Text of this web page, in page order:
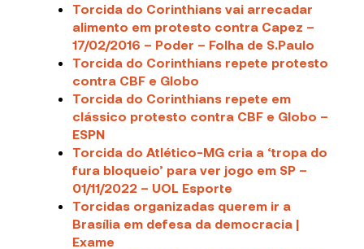
Torcida do Corinthians vai arrecadar
alimento em protesto contra Capez –
17/02/2016 – Poder – Folha de S.Paulo
Torcida do Corinthians repete protesto
contra CBF e Globo
Torcida do Corinthians repete em
clássico protesto contra CBF e Globo –
ESPN
Torcida do Atlético-MG cria a ‘tropa do
fura bloqueio’ para ver jogo em SP –
01/11/2022 – UOL Esporte
Torcidas organizadas querem ir a
Brasília em defesa da democracia |
Exame